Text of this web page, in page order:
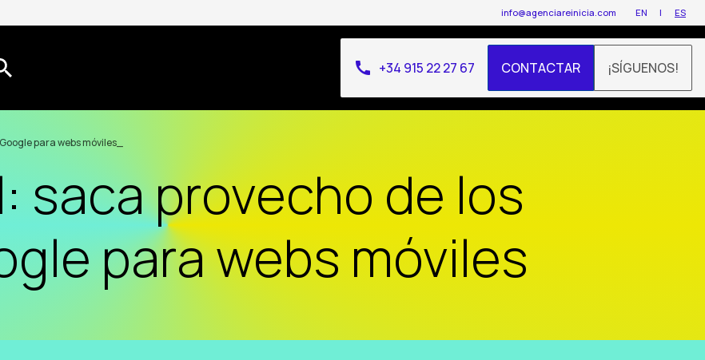
info@agenciareinicia.com EN ES
call +34 915 22 27 67 CONTACTAR ¡SÍGUENOS!
para webs móviles
saca provecho de los
para webs móviles